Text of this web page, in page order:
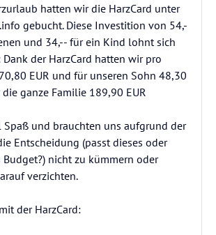
hatten wir die HarzCard unter
gebucht. Diese Investition von 54,-
und 34,-- für ein Kind lohnt sich
der HarzCard hatten wir pro
EUR und für unseren Sohn 48,30
die ganze Familie 189,90 EUR
Spaß und brauchten uns aufgrund der
Entscheidung (passt dieses oder
Budget?) nicht zu kümmern oder
verzichten.
der HarzCard: